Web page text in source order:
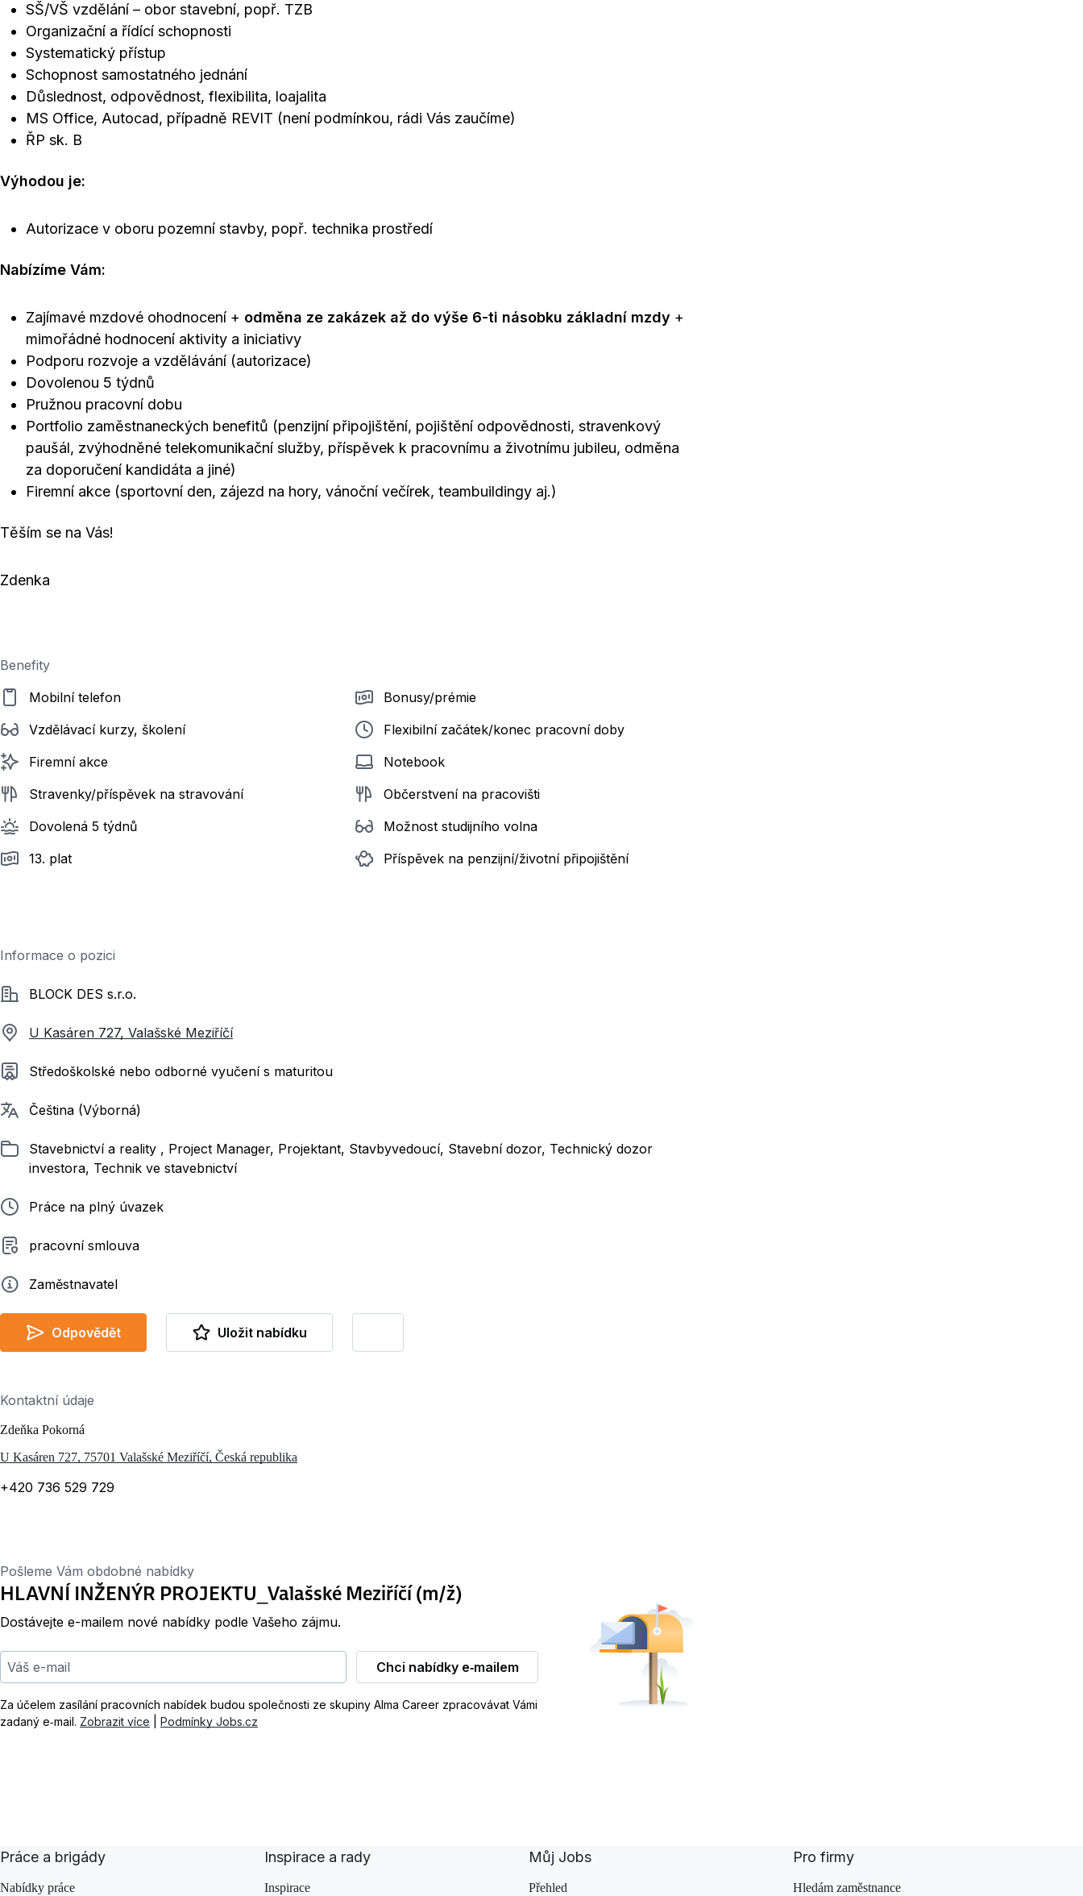
SŠ/VŠ vzdělání – obor stavební, popř. TZB
Organizační a řídící schopnosti
Systematický přístup
Schopnost samostatného jednání
Důslednost, odpovědnost, flexibilita, loajalita
MS Office, Autocad, případně REVIT (není podmínkou, rádi Vás zaučíme)
ŘP sk. B
Výhodou je:
Autorizace v oboru pozemní stavby, popř. technika prostředí
Nabízíme Vám:
Zajímavé mzdové ohodnocení + odměna ze zakázek až do výše 6-ti násobku základní mzdy +
mimořádné hodnocení aktivity a iniciativy
Podporu rozvoje a vzdělávání (autorizace)
Dovolenou 5 týdnů
Pružnou pracovní dobu
Portfolio zaměstnaneckých benefitů (penzijní připojištění, pojištění odpovědnosti, stravenkový
paušál, zvýhodněné telekomunikační služby, příspěvek k pracovnímu a životnímu jubileu, odměna
za doporučení kandidáta a jiné)
Firemní akce (sportovní den, zájezd na hory, vánoční večírek, teambuildingy aj.)
Těším se na Vás!
Zdenka
Benefity
Mobilní telefon
Vzdělávací kurzy, školení
Firemní akce
Stravenky/příspěvek na stravování
Dovolená 5 týdnů
13. plat
Bonusy/prémie
Flexibilní začátek/konec pracovní doby
Notebook
Občerstvení na pracovišti
Možnost studijního volna
Příspěvek na penzijní/životní připojištění
Informace o pozici
SpolečnostBLOCK DES s.r.o.
U Kasáren 727, Valašské Meziříčí
Požadované vzdělání
Středoškolské nebo odborné vyučení s maturitou
Požadované jazyky
Čeština (Výborná)
ZařazenoStavebnictví a reality , Project Manager, Projektant, Stavbyvedoucí, Stavební dozor, Technický dozor
investora, Technik ve stavebnictví
Typ pracovního poměru
Práce na plný úvazek
Typ smluvního vztahu
pracovní smlouva
ZadavatelZaměstnavatel
Odpovědět Uložit nabídku
Kontaktní údaje
Zdeňka Pokorná
U Kasáren 727, 75701 Valašské Meziříčí, Česká republika
+420 736 529 729
Pošleme Vám obdobné nabídky
HLAVNÍ INŽENÝR PROJEKTU_Valašské Meziříčí (m/ž)
Dostávejte e-mailem nové nabídky podle Vašeho zájmu.
Váš e-mail
Chci nabídky e‑mailem
Za účelem zasílání pracovních nabídek budou společnosti ze skupiny Alma Career zpracovávat Vámi
zadaný e‑mail. Zobrazit více Podmínky Jobs.cz
Práce a brigády
Nabídky práce
Inspirace a rady
Inspirace
Můj Jobs
Přehled
Pro firmy
Hledám zaměstnance